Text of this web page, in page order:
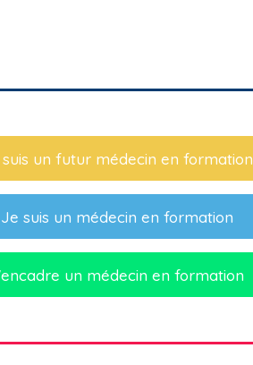
un futur médecin en formation
Je suis un médecin en formation
un médecin en formation